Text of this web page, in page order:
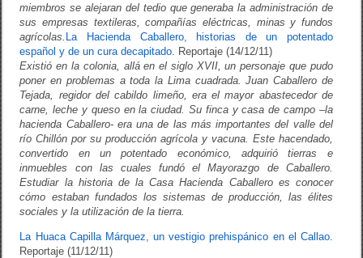
miembros se alejaran del tedio que generaba la administración de
sus empresas textileras, compañías eléctricas, minas y fundos
agrícolas. La Hacienda Caballero, historias de un potentado
español y de un cura decapitado . Reportaje (14/12/11)
Existió en la colonia, allá en el siglo XVII, un personaje que pudo
poner en problemas a toda la Lima cuadrada. Juan Caballero de
Tejada, regidor del cabildo limeño, era el mayor abastecedor de
carne, leche y queso en la ciudad. Su finca y casa de campo –la
hacienda Caballero- era una de las más importantes del valle del
río Chillón por su producción agrícola y vacuna. Este hacendado,
convertido en un potentado económico, adquirió tierras e
inmuebles con las cuales fundó el Mayorazgo de Caballero.
Estudiar la historia de la Casa Hacienda Caballero es conocer
cómo estaban fundados los sistemas de producción, las élites
sociales y la utilización de la tierra.
La Huaca Capilla Márquez, un vestigio prehispánico en el Callao.
Reportaje (11/12/11)